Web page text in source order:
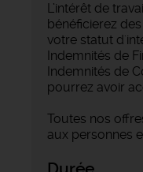
L’intérêt de
bénéficierez
votre statut
Indemnités de
Indemnités de
pourrez avoir
Toutes nos
aux personnes